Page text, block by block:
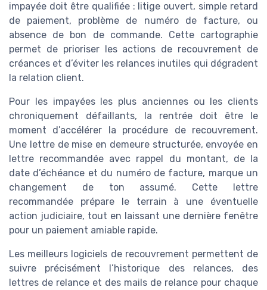
impayée doit être qualifiée : litige ouvert, simple retard
de paiement, problème de numéro de facture, ou
absence de bon de commande. Cette cartographie
permet de prioriser les actions de recouvrement de
créances et d’éviter les relances inutiles qui dégradent
la relation client.
Pour les impayées les plus anciennes ou les clients
chroniquement défaillants, la rentrée doit être le
moment d’accélérer la procédure de recouvrement.
Une lettre de mise en demeure structurée, envoyée en
lettre recommandée avec rappel du montant, de la
date d’échéance et du numéro de facture, marque un
changement de ton assumé. Cette lettre
recommandée prépare le terrain à une éventuelle
action judiciaire, tout en laissant une dernière fenêtre
pour un paiement amiable rapide.
Les meilleurs logiciels de recouvrement permettent de
suivre précisément l’historique des relances, des
lettres de relance et des mails de relance pour chaque